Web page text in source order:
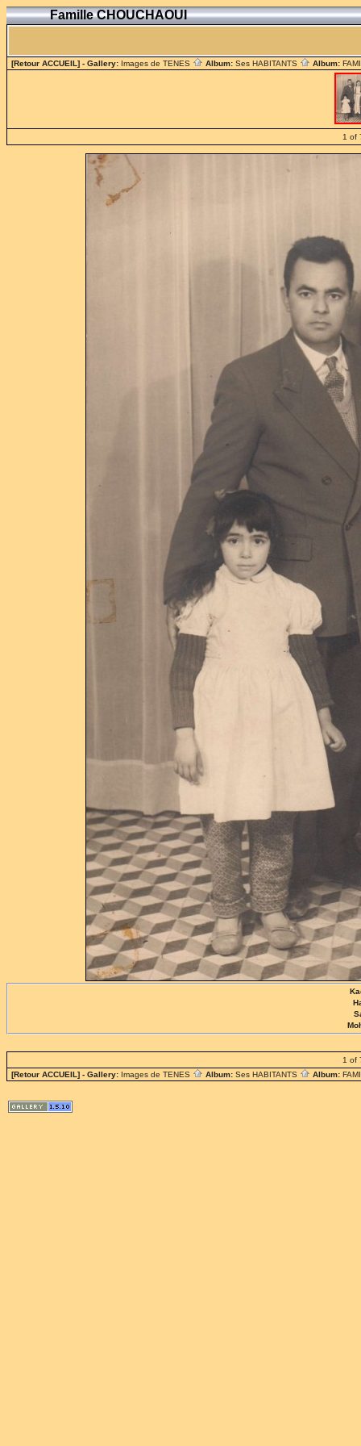
Famille CHOUCHAOUI
[Retour ACCUEIL] - Gallery: Images de TENES Album: Ses HABITANTS Album:
1 of
1 of
[Retour ACCUEIL] - Gallery: Images de TENES Album: Ses HABITANTS Album: